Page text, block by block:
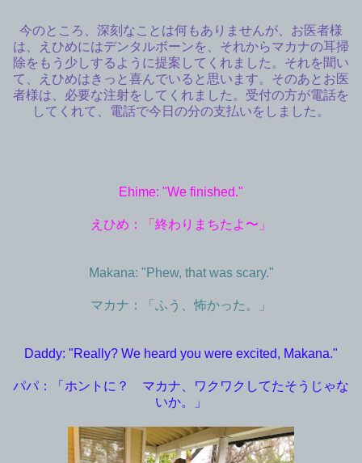
今のところ、深刻なことは何もありませんが、お医者様
は、えひめにはデンタルボーンを、それからマカナの耳掃
除をもう少しするように提案してくれました。それを聞い
て、えひめはきっと喜んでいると思います。そのあとお医
者様は、必要な注射をしてくれました。受付の方が電話を
してくれて、電話で今日の分の支払いをしました。
Ehime: "We finished."
えひめ：「終わりまちたよ〜」
Makana: "Phew, that was scary."
マカナ：「ふう、怖かった。」
Daddy: "Really? We heard you were excited, Makana."
パパ：「ホントに？ マカナ、ワクワクしてたそうじゃな
いか。」